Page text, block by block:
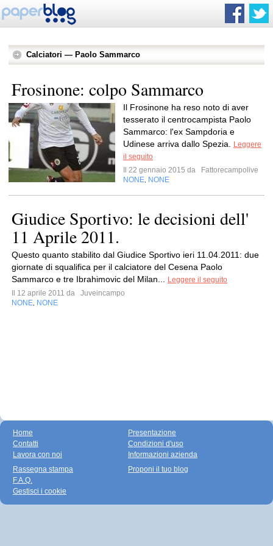
Calciatori — Paolo Sammarco
Frosinone: colpo Sammarco
Il Frosinone ha reso noto di aver
tesserato il centrocampista Paolo
Sammarco: l'ex Sampdoria e
Udinese arriva dallo Spezia.
Leggere
il seguito
Il 22 gennaio 2015 da
Fattorecampolive
NONE NONE
Giudice Sportivo: le decisioni dell'
11 Aprile 2011.
Questo quanto stabilito dal Giudice Sportivo ieri 11.04.2011: due
giornate di squalifica per il calciatore del Cesena Paolo
Sammarco e tre Ibrahimovic del Milan...
Leggere il seguito
Il 12 aprile 2011 da
Juveincampo
NONE NONE
Home
Contatti
Lavora con noi
Presentazione
Condizioni d'uso
Informazioni azienda
Rassegna stampa
F.A.Q.
Gestisci i cookie
Proponi il tuo blog